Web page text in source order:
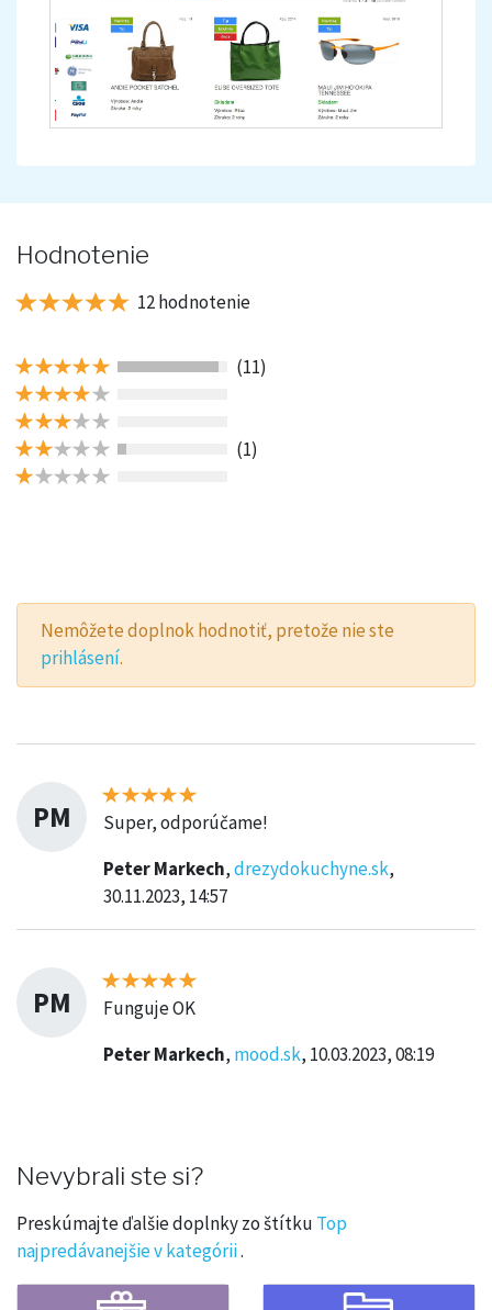
Hodnotenie
12 hodnotenie
(11)
(1)
Nemôžete doplnok hodnotiť, pretože nie ste
prihlásení.
PM
Super, odporúčame!
Peter Markech,drezydokuchyne.sk,
30.11.2023, 14:57
PM
Funguje OK
Peter Markech, mood.sk, 10.03.2023, 08:19
Nevybrali ste si?
Preskúmajte ďalšie doplnky zo štítku Top
najpredávanejšie v kategórii.